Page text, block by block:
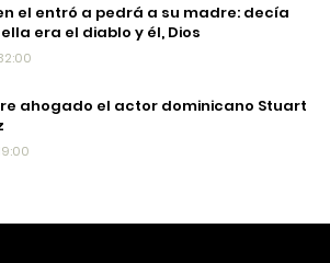
el entró a pedrá a su madre: decía
era el diablo y él, Dios
ahogado el actor dominicano Stuart